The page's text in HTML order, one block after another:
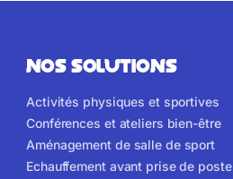
NOS SOLUTIONS
Activités physiques et sportives
Conférences et ateliers bien-être
Aménagement de salle de sport
Echauffement avant prise de poste